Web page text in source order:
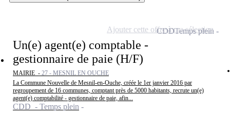
Un(e) agent(e) comptable -
gestionnaire de paie (H/F)
MAIRIE - 27 - MESNIL EN OUCHE
La Commune Nouvelle de Mesnil-en-Ouche, créée le 1er janvier 2016 par
regroupement de 16 communes, comptant près de 5000 habitants, recrute un(e)
agent(e) comptabilité - gestionnaire de paie, afin...
CDD - Temps plein
CDDTemps plein
Ajouter cette offre à ma sélection